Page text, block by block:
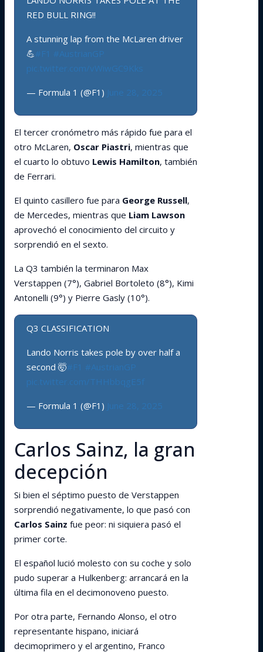
RED BULL RING!!
A stunning lap from the McLaren driver
💪#F1 #AustrianGP
pic.twitter.com/vWiwGC9Kks
— Formula 1 (@F1) June 28, 2025
El tercer cronómetro más rápido fue para el
otro McLaren, Oscar Piastri, mientras que
el cuarto lo obtuvo Lewis Hamilton, también
de Ferrari.
El quinto casillero fue para George Russell,
de Mercedes, mientras que Liam Lawson
aprovechó el conocimiento del circuito y
sorprendió en el sexto.
La Q3 también la terminaron Max
Verstappen (7°), Gabriel Bortoleto (8°), Kimi
Antonelli (9°) y Pierre Gasly (10°).
Q3 CLASSIFICATION
Lando Norris takes pole by over half a
second 🤯#F1 #AustrianGP
pic.twitter.com/THHbbqgE5f
— Formula 1 (@F1) June 28, 2025
Carlos Sainz, la gran
decepción
Si bien el séptimo puesto de Verstappen
sorprendió negativamente, lo que pasó con
Carlos Sainz fue peor: ni siquiera pasó el
primer corte.
El español lució molesto con su coche y solo
pudo superar a Hulkenberg: arrancará en la
última fila en el decimonoveno puesto.
Por otra parte, Fernando Alonso, el otro
representante hispano, iniciará
decimoprimero y el argentino, Franco